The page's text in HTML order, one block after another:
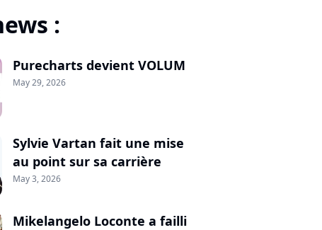
:
Purecharts devient VOLUM
May 29, 2026
Sylvie Vartan fait une mise
au point sur sa carrière
May 3, 2026
Mikelangelo Loconte a failli